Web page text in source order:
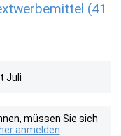
(41
Juli
müssen Sie sich
anmelden